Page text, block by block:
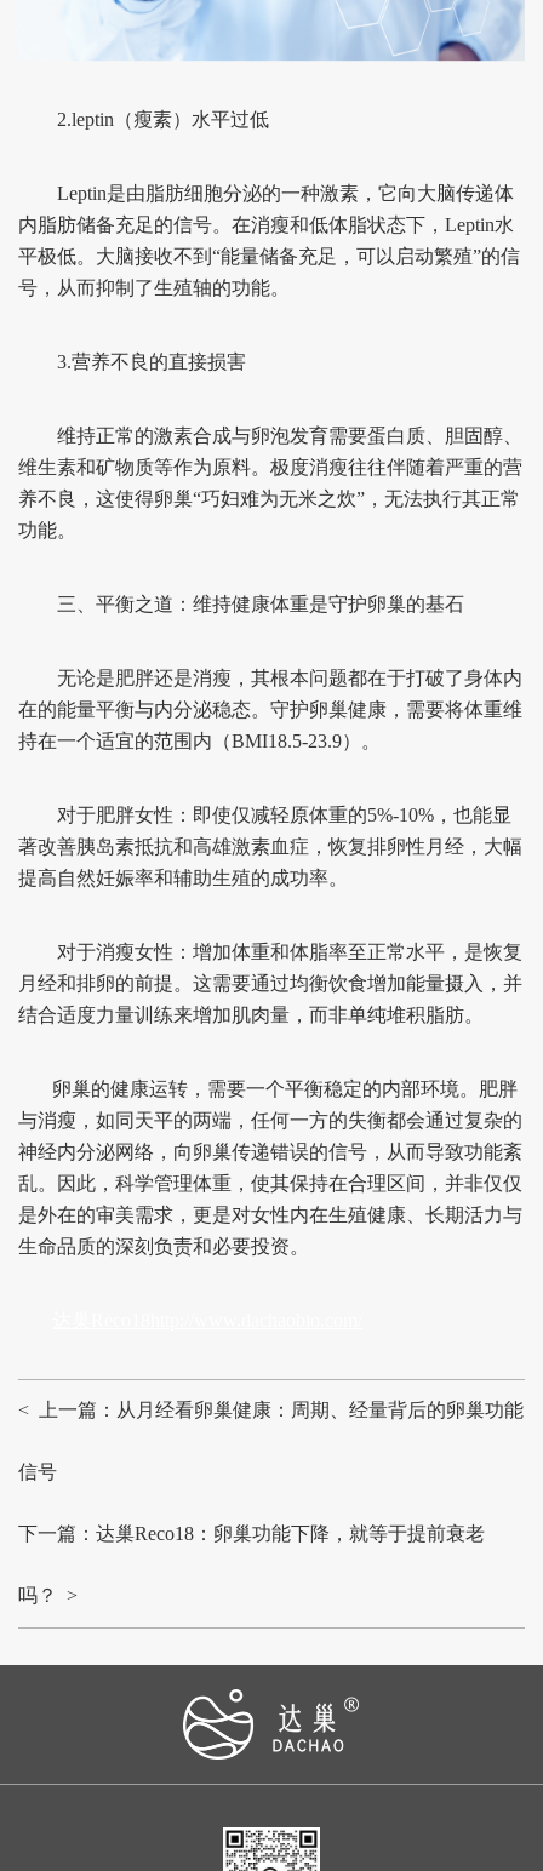
2.leptin（瘦素）水平过低
Leptin是由脂肪细胞分泌的一种激素，它向大脑传递体
内脂肪储备充足的信号。在消瘦和低体脂状态下，Leptin水
平极低。大脑接收不到“能量储备充足，可以启动繁殖”的信
号，从而抑制了生殖轴的功能。
3.营养不良的直接损害
维持正常的激素合成与卵泡发育需要蛋白质、胆固醇、
维生素和矿物质等作为原料。极度消瘦往往伴随着严重的营
养不良，这使得卵巢“巧妇难为无米之炊”，无法执行其正常
功能。
三、平衡之道：维持健康体重是守护卵巢的基石
无论是肥胖还是消瘦，其根本问题都在于打破了身体内
在的能量平衡与内分泌稳态。守护卵巢健康，需要将体重维
持在一个适宜的范围内（BMI18.5-23.9）。
对于肥胖女性：即使仅减轻原体重的5%-10%，也能显
著改善胰岛素抵抗和高雄激素血症，恢复排卵性月经，大幅
提高自然妊娠率和辅助生殖的成功率。
对于消瘦女性：增加体重和体脂率至正常水平，是恢复
月经和排卵的前提。这需要通过均衡饮食增加能量摄入，并
结合适度力量训练来增加肌肉量，而非单纯堆积脂肪。
卵巢的健康运转，需要一个平衡稳定的内部环境。肥胖
与消瘦，如同天平的两端，任何一方的失衡都会通过复杂的
神经内分泌网络，向卵巢传递错误的信号，从而导致功能紊
乱。因此，科学管理体重，使其保持在合理区间，并非仅仅
是外在的审美需求，更是对女性内在生殖健康、长期活力与
生命品质的深刻负责和必要投资。
< 上一篇：从月经看卵巢健康：周期、经量背后的卵巢功能
信号
下一篇：达巢Reco18：卵巢功能下降，就等于提前衰老
吗？ >